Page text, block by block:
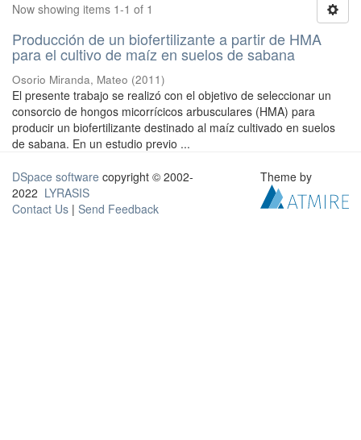
Now showing items 1-1 of 1
Producción de un biofertilizante a partir de HMA
para el cultivo de maíz en suelos de sabana
Osorio Miranda, Mateo (2011)
El presente trabajo se realizó con el objetivo de seleccionar un
consorcio de hongos micorrícicos arbusculares (HMA) para
producir un biofertilizante destinado al maíz cultivado en suelos
de sabana. En un estudio previo ...
DSpace software copyright © 2002-
2022 LYRASIS
Contact Us | Send Feedback
Theme by